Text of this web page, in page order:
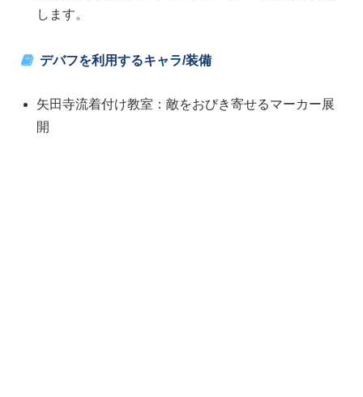
します。
デバフを利用するキャラ/装備
矢田寺流着付け教室：敵をおびき寄せるマーカー展
開